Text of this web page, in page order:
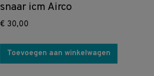
snaar icm Airco
€ 30,00
Toevoegen aan winkelwagen